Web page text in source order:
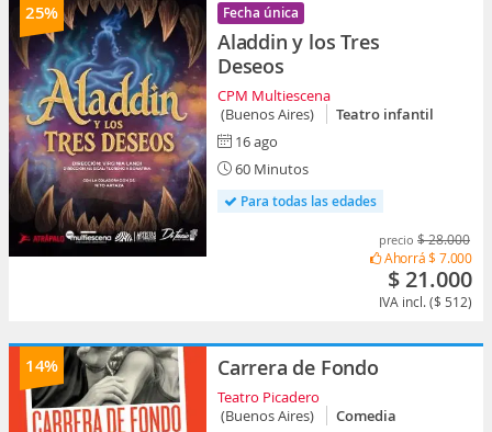
25% Fecha única
Aladdin y los Tres
Deseos
CPM Multiescena
(Buenos Aires)
Teatro infantil
16 ago
60 Minutos
Para todas las edades
precio $ 28.000
Ahorrá$ 7.000
$ 21.000
IVA incl. ($ 512)
14% Carrera de Fondo
Teatro Picadero
(Buenos Aires)
Comedia